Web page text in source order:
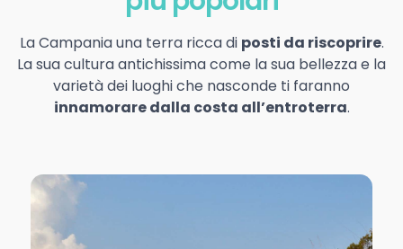
La Campania una terra ricca di posti da riscoprire.
La sua cultura antichissima come la sua bellezza e la
varietà dei luoghi che nasconde ti faranno
innamorare dalla costa all’entroterra.